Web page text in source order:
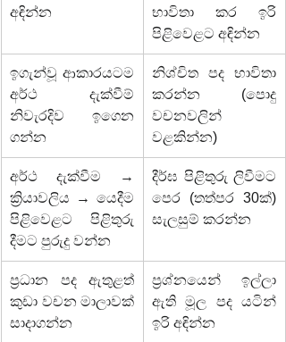
අඳින්න
භාවිතා කර ඉරි
පිළිවෙළට අඳින්න
ඉගැන්වූ ආකාරයටම
අර්ථ දැක්වීම්
නිවැරදිව ඉගෙන
ගන්න
නිශ්චිත පද භාවිතා
කරන්න (පොදු
වචනවලින්
වළකින්න)
අර්ථ දැක්වීම →
ක්‍රියාවලිය → යෙදීම
පිළිවෙළට පිළිතුරු
දීමට පුරුදු වන්න
දීර්ඝ පිළිතුරු ලිවීමට
පෙර (තත්පර 30ක්)
සැලසුම් කරන්න
ප්‍රධාන පද ඇතුළත්
කුඩා වචන මාලාවක්
සාදාගන්න
ප්‍රශ්නයෙන් ඉල්ලා
ඇති මූල පද යටින්
ඉරි අඳින්න